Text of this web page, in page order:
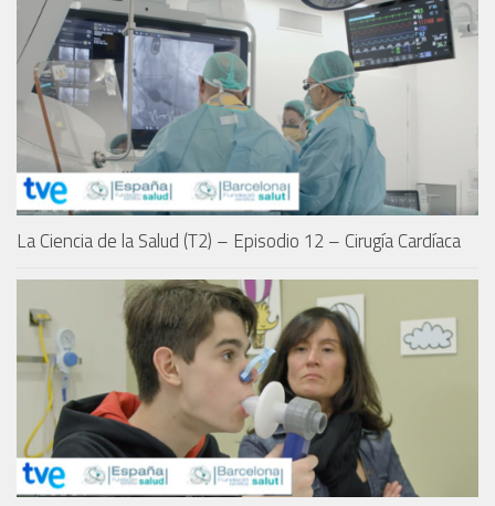
La Ciencia de la Salud (T2) – Episodio 12 – Cirugía Cardíaca